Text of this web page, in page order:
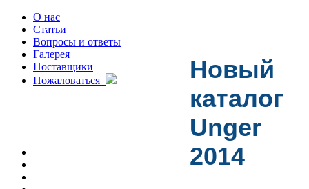
О нас
Статьи
Вопросы и ответы
Галерея
Поставщики
Пожаловаться
Новый
каталог
Unger
2014